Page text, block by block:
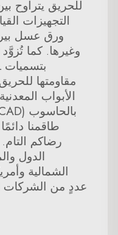
التجهيزات
ورق عسل
وغيرها. كما
الأبواب
طاقمنا
رضاكم
الدول
الشمالية